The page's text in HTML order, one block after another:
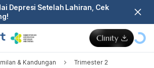
Depresi Setelah Lahiran, Cek
& Kandungan Trimester 2